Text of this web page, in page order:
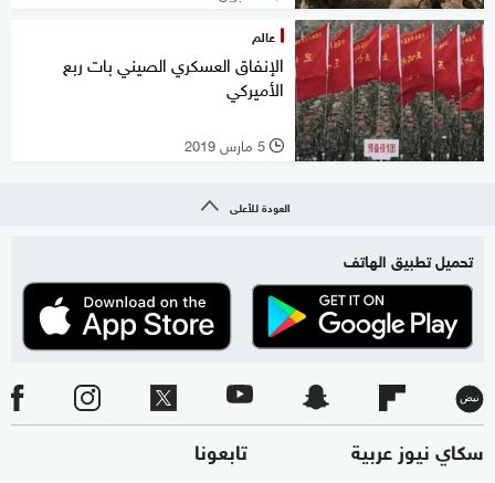
عالم
الإنفاق العسكري الصيني بات ربع
الأميركي
l 5 مارس 2019
العودة للأعلى
تحميل تطبيق الهاتف
سكاي نيوز عربية تابعونا